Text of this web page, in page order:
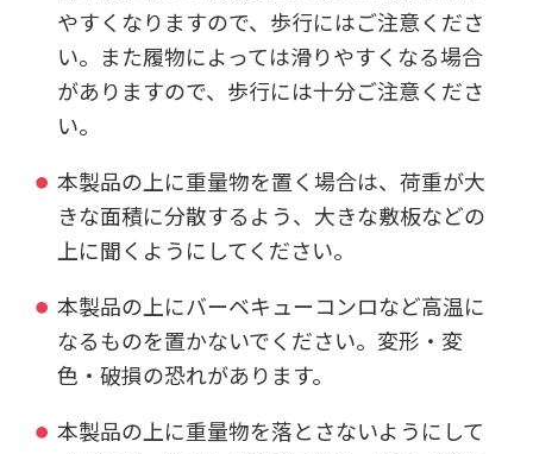
やすくなりますので、歩行にはご注意くださ
い。また履物によっては滑りやすくなる場合
がありますので、歩行には十分ご注意くださ
い。
本製品の上に重量物を置く場合は、荷重が大
きな面積に分散するよう、大きな敷板などの
上に聞くようにしてください。
本製品の上にバーベキューコンロなど高温に
なるものを置かないでください。変形・変
色・破損の恐れがあります。
本製品の上に重量物を落とさないようにして